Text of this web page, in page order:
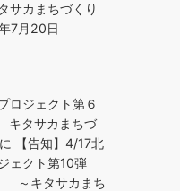
カまちづくり
7月20日
ロジェクト第６
タサカまちづ
に
【告知】4/17北
ェクト第10弾
～キタサカまち